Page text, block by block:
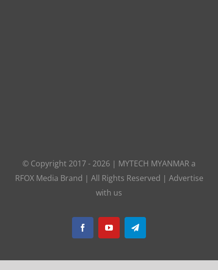
© Copyright 2017 - 2026 | MYTECH MYANMAR a
RFOX Media Brand | All Rights Reserved | Advertise
with us
FacebookYouTubeTelegram